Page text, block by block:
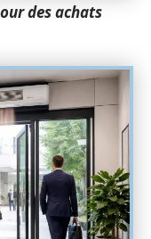
des achats